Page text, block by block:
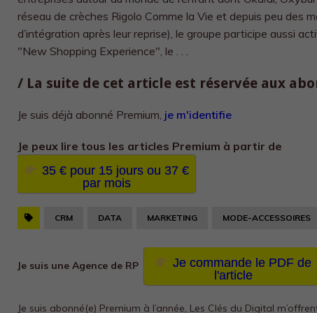
réseau de crèches Rigolo Comme la Vie et depuis peu des
d’intégration après leur reprise), le groupe participe aussi
"New Shopping Experience", le . . .
/ La suite de cet article est réservée aux
Je suis déjà abonné Premium, je m'identifie
Je peux lire tous les articles Premium à partir de
35 € pour 15 jours ou 37 €
par mois
CRM DATA MARKETING MODE-ACCESSOIRES
Je suis une Agence de RP
Je commande le PDF de
l'article
Je suis abonné(e) Premium à l’année, Les Clés du Digital